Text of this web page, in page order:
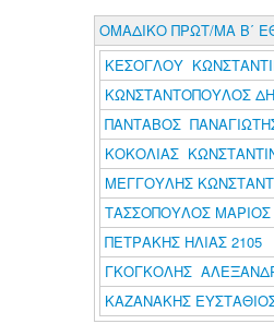
ΟΜΑΔΙΚΟ ΠΡΩΤ/ΜΑ Β΄
ΚΕΣΟΓΛΟΥ
ΚΩΝΣΤΑΝΤΟΠΟΥΛΟΣ
ΠΑΝΤΑΒΟΣ
ΚΟΚΟΛΙΑΣ
ΜΕΓΓΟΥΛΗΣ
ΤΑΣΣΟΠΟΥΛΟΣ ΜΑΡΙΟΣ
ΠΕΤΡΑΚΗΣ ΗΛΙΑΣ 2105
ΓΚΟΓΚΟΛΗΣ
ΚΑΖΑΝΑΚΗΣ